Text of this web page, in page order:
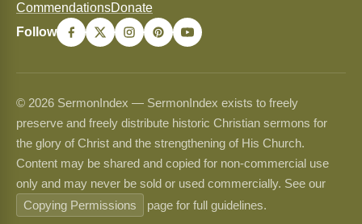
CommendationsDonate
Follow
© 2026 SermonIndex — SermonIndex exists to freely
preserve and freely distribute historic Christian sermons for
the glory of Christ and the strengthening of His Church.
Content may be shared and copied for non-commercial use
only and may never be sold or used commercially. See our
Copying Permissions
page for full guidelines.